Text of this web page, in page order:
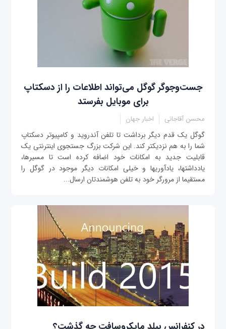
جست‌وجوگر گوگل می‌تواند اطلاعات را از دسکتاپ
برای موبایل بفرستد
محسن آقاجانی اخبار جهان
گوگل یک قدم دیگر برداشت تا تلفن آندرويد و کامپیوتر دسکتاپ
شما را به هم نزدیک‎تر کند. این شرکت بزرگ جستجوی اینترنتی یک
قابلیت جدید به امکانات خود اضافه کرده است تا مسیرها،
یادداشت‎ها، یادآوری‎ها و خیلی امکانات دیگر موجود در گوگل را
مستقیما از مرورگر خود به تلفن هوشمندتان ارسال...